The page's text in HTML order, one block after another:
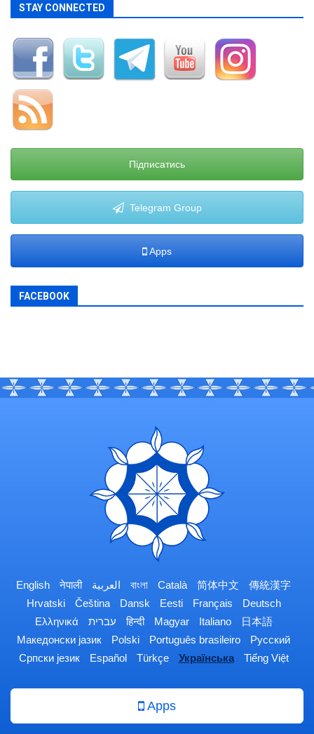
STAY CONNECTED
Підписатись
Telegram Group
Apps
FACEBOOK
English नेपाली العربية বাংলা Català 简体中文
傳統漢字
Hrvatski
Čeština Dansk Eesti Français
Deutsch
Ελληνικά
עברית हिन्दी Magyar Italiano
日本語
Македонски јазик
Polski Português brasileiro
Русский
Српски језик
Español Türkçe Українська Tiếng Việt
Apps